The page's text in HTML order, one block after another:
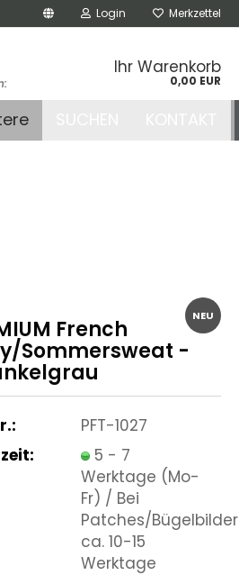
Login Merkzettel
Ihr Warenkorb
0,00 EUR
NEU
French
Sommersweat -
PFT-1027
5 - 7
Werktage (Mo-
Fr) / Bei
Patches/Bügelbilder
ca. 10-15
Werktage